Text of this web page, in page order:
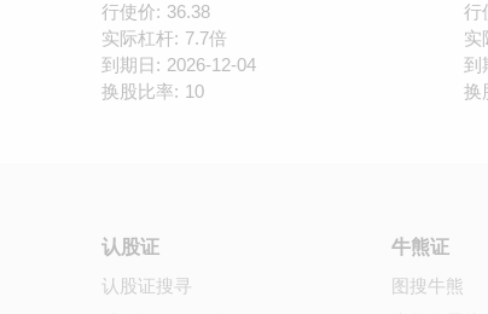
行使价: 36.38
实际杠杆: 7.7倍
到期日: 2026-12-04
换股比率: 10
行
实
到
换
认股证
认股证搜寻
牛熊证
图搜牛熊